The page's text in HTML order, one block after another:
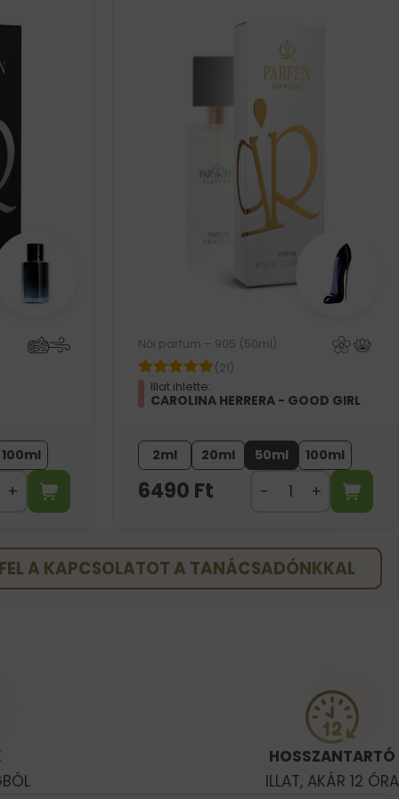
100ml
Női parfüm – 905 (50ml)
(21)
Illat ihlette:
CAROLINA HERRERA - GOOD GIRL
2ml 20ml 50ml 100ml
6490 Ft
A KAPCSOLATOT A TANÁCSADÓNKKAL
HOSSZANTARTÓ
ILLAT, AKÁR 12 ÓRA